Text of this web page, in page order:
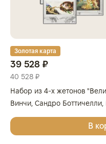
Золотая карта
39 528 ₽
40 528 ₽
Набор из 4-х жетонов
Винчи, Сандро
Гог", 2025г., Серебро,
В